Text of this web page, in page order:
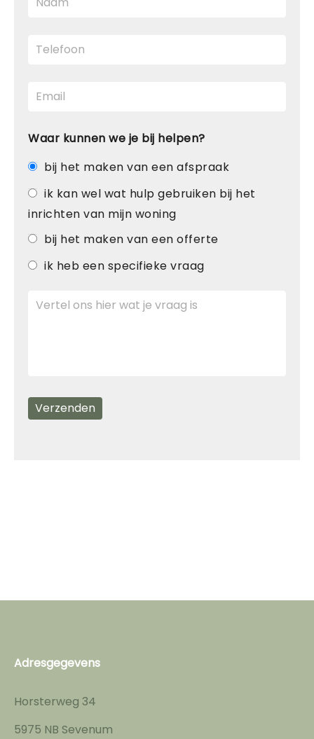
Waar kunnen we je bij helpen?
bij het maken van een afspraak
ik kan wel wat hulp gebruiken bij het
inrichten van mijn woning
bij het maken van een offerte
ik heb een specifieke vraag
Adresgegevens
Horsterweg 34
5975 NB Sevenum